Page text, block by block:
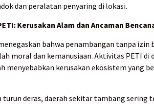
dan peralatan penyaring di lokasi.
Kerusakan Alam dan Ancaman
bahwa penambangan tanpa izin
moral dan kemanusiaan. Aktivitas PETI di
menyebabkan kerusakan ekosistem yang
turun deras, daerah sekitar tambang sering